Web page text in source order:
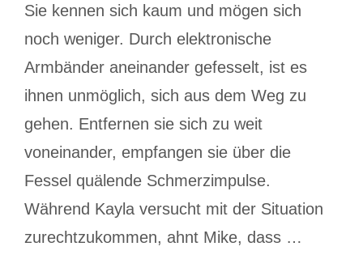
Sie kennen sich kaum und mögen sich
noch weniger. Durch elektronische
Armbänder aneinander gefesselt, ist es
ihnen unmöglich, sich aus dem Weg zu
gehen. Entfernen sie sich zu weit
voneinander, empfangen sie über die
Fessel quälende Schmerzimpulse.
Während Kayla versucht mit der Situation
zurechtzukommen, ahnt Mike, dass …